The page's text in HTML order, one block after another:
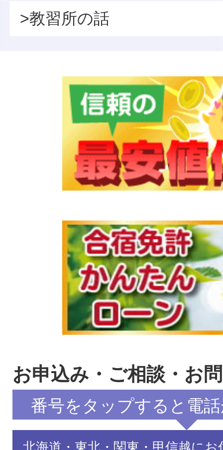
>教習所の話
お申込み・ご相談・お
番号をタップすると電
北海道・東北・関東・甲信越に